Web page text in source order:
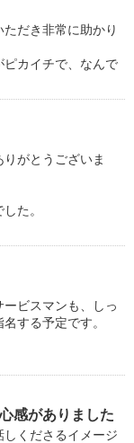
だき非常に助かり
カイチで、なんで
がとうございま
た。
ビスマンも、しっ
する予定です。
感がありました
くださるイメージ